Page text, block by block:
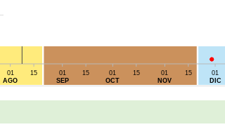
01
AGO
15
01
SEP
15
01
OCT
15
01
NOV
15
01
DIC